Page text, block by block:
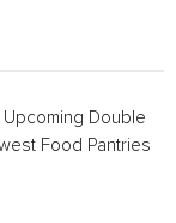
Double
Food Pantries